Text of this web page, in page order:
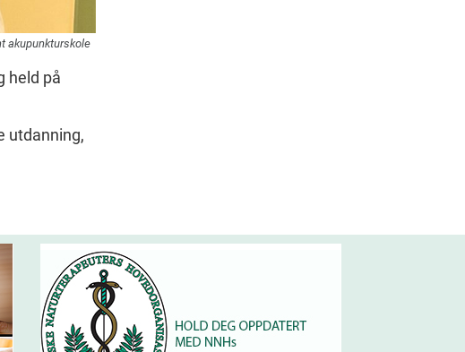
akupunkturskole
held på
utdanning,